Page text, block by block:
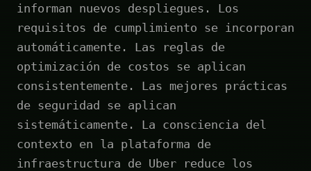
informan nuevos despliegues. Los
requisitos de cumplimiento se incorporan
automáticamente. Las reglas de
optimización de costos se aplican
consistentemente. Las mejores prácticas
de seguridad se aplican
sistemáticamente. La consciencia del
contexto en la plataforma de
infraestructura de Uber reduce los